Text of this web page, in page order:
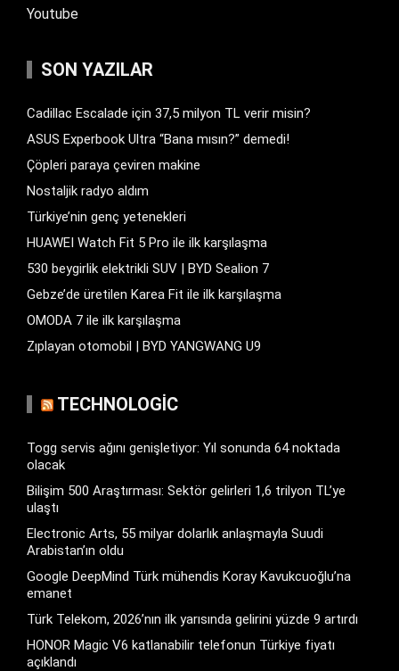
Youtube
SON YAZILAR
Cadillac Escalade için 37,5 milyon TL verir misin?
ASUS Experbook Ultra “Bana mısın?” demedi!
Çöpleri paraya çeviren makine
Nostaljik radyo aldım
Türkiye’nin genç yetenekleri
HUAWEI Watch Fit 5 Pro ile ilk karşılaşma
530 beygirlik elektrikli SUV | BYD Sealion 7
Gebze’de üretilen Karea Fit ile ilk karşılaşma
OMODA 7 ile ilk karşılaşma
Zıplayan otomobil | BYD YANGWANG U9
TECHNOLOGIC
Togg servis ağını genişletiyor: Yıl sonunda 64 noktada
olacak
Bilişim 500 Araştırması: Sektör gelirleri 1,6 trilyon TL’ye
ulaştı
Electronic Arts, 55 milyar dolarlık anlaşmayla Suudi
Arabistan’ın oldu
Google DeepMind Türk mühendis Koray Kavukcuoğlu’na
emanet
Türk Telekom, 2026’nın ilk yarısında gelirini yüzde 9 artırdı
HONOR Magic V6 katlanabilir telefonun Türkiye fiyatı
açıklandı